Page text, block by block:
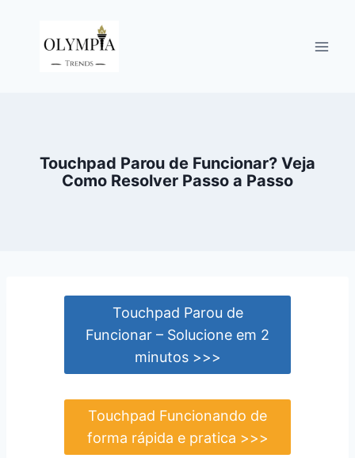
Touchpad Parou de Funcionar? Veja
Como Resolver Passo a Passo
Touchpad Parou de
Funcionar – Solucione em 2
minutos >>>
Touchpad Funcionando de
forma rápida e pratica >>>